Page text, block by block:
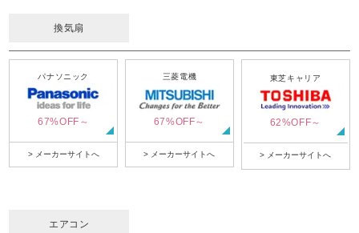
換気扇
パナソニック
67%OFF～
> メーカーサイトへ
三菱電機
67%OFF～
> メーカーサイトへ
東芝キャリア
62%OFF～
> メーカーサイトへ
エアコン